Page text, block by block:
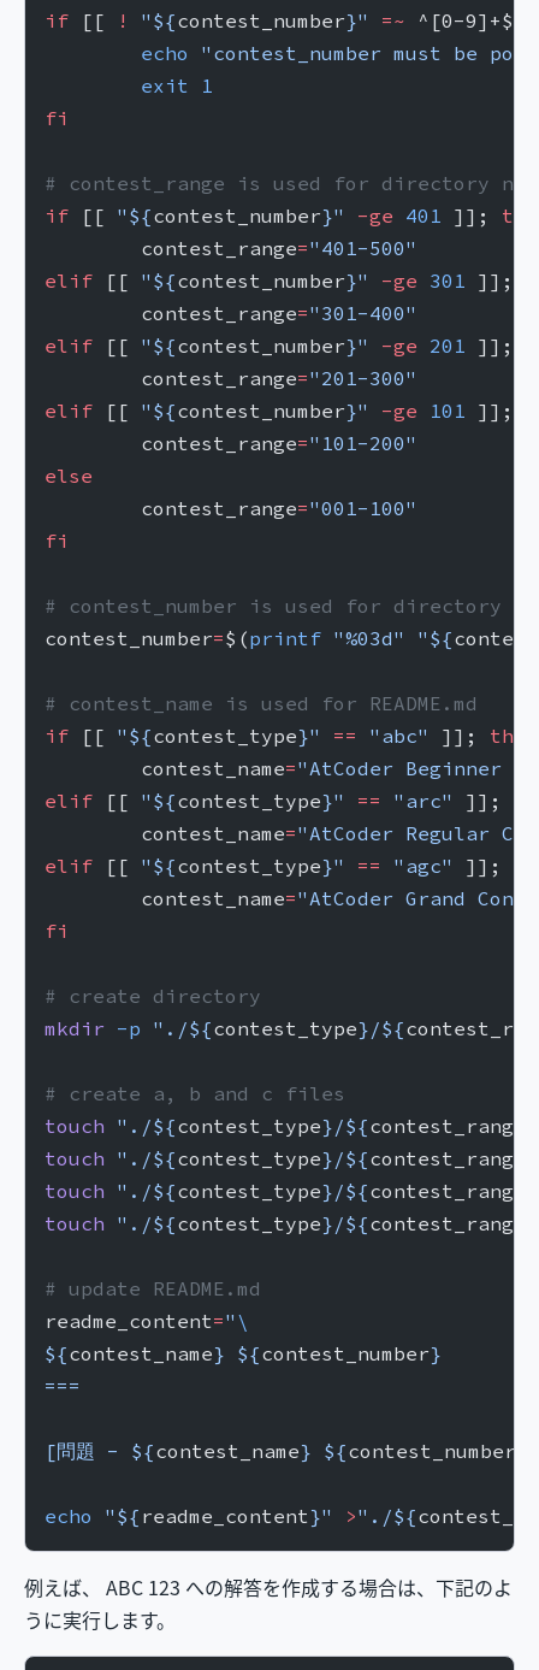
if [[ ! "${contest_number}" =~ ^[0-
	echo
"contest_number must be
	exit
1
fi
# contest_range is used for directory
if [[ "${contest_number}" -ge 401 ]];
	contest_range
="401-500"
elif [[ "${contest_number}" -ge 301 ]];
	contest_range
="301-400"
elif [[ "${contest_number}" -ge 201 ]];
	contest_range
="201-300"
elif [[ "${contest_number}" -ge 101 ]];
	contest_range
="101-200"
else
	contest_range
="001-100"
fi
# contest_number is used for directory
contest_number=$(printf "%03d" "${
# contest_name is used for README.md
if [[ "${contest_type}" == "abc" ]]; then
	contest_name
="AtCoder Beginner
elif [[ "${contest_type}" == "arc" ]];
	contest_name
="AtCoder Regular
elif [[ "${contest_type}" == "agc" ]];
	contest_name
="AtCoder Grand
fi
# create directory
mkdir -p "./${contest_type}/${
# create a, b and c files
touch "./${contest_type}/${contest_range
touch "./${contest_type}/${contest_range
touch "./${contest_type}/${contest_range
touch "./${contest_type}/${contest_range
# update README.md
readme_content="\
${contest_name} ${contest_number}
===
[問題 - ${contest_name} ${contest_number
echo "${readme_content}" >"./${
例えば、 ABC 123 への解答を作成する場合は、下記のよ
うに実行します。